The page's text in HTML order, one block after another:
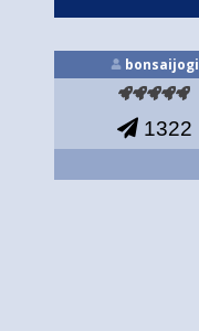
bonsaijogi
1322